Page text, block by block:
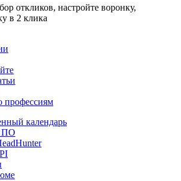
откликов, настройте воронку,
в 2 клика
профессиям
календарь
ПО